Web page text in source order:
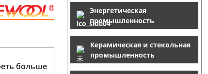
Энергетическая
промышленность
Керамическая и стекольная
промышленность
больше